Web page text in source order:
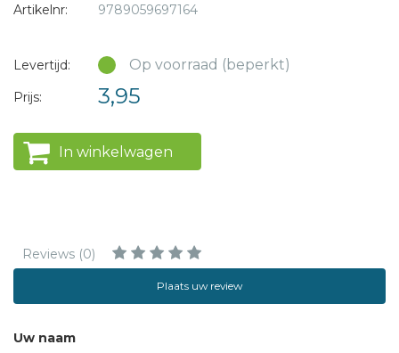
Artikelnr:
9789059697164
Levertijd: Op voorraad (beperkt)
Prijs: 3,95
In winkelwagen
Reviews (0)
Plaats uw review
Uw naam